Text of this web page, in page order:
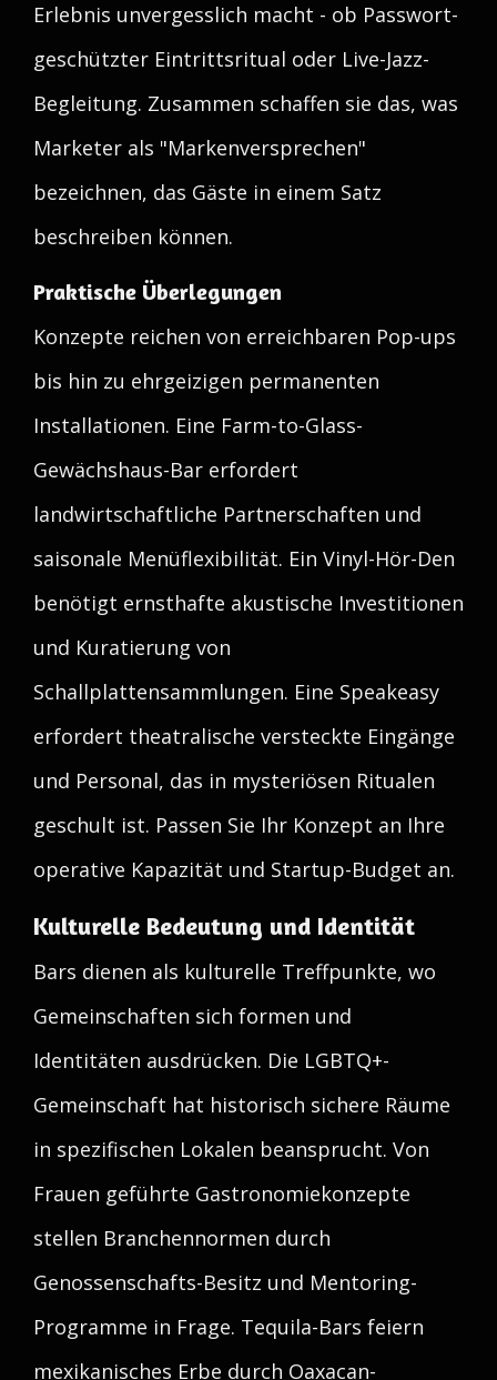
Erlebnis unvergesslich macht - ob Passwort-
geschützter Eintrittsritual oder Live-Jazz-
Begleitung. Zusammen schaffen sie das, was
Marketer als "Markenversprechen"
bezeichnen, das Gäste in einem Satz
beschreiben können.
Praktische Überlegungen
Konzepte reichen von erreichbaren Pop-ups
bis hin zu ehrgeizigen permanenten
Installationen. Eine Farm-to-Glass-
Gewächshaus-Bar erfordert
landwirtschaftliche Partnerschaften und
saisonale Menüflexibilität. Ein Vinyl-Hör-Den
benötigt ernsthafte akustische Investitionen
und Kuratierung von
Schallplattensammlungen. Eine Speakeasy
erfordert theatralische versteckte Eingänge
und Personal, das in mysteriösen Ritualen
geschult ist. Passen Sie Ihr Konzept an Ihre
operative Kapazität und Startup-Budget an.
Kulturelle Bedeutung und Identität
Bars dienen als kulturelle Treffpunkte, wo
Gemeinschaften sich formen und
Identitäten ausdrücken. Die LGBTQ+-
Gemeinschaft hat historisch sichere Räume
in spezifischen Lokalen beansprucht. Von
Frauen geführte Gastronomiekonzepte
stellen Branchennormen durch
Genossenschafts-Besitz und Mentoring-
Programme in Frage. Tequila-Bars feiern
mexikanisches Erbe durch Oaxacan-